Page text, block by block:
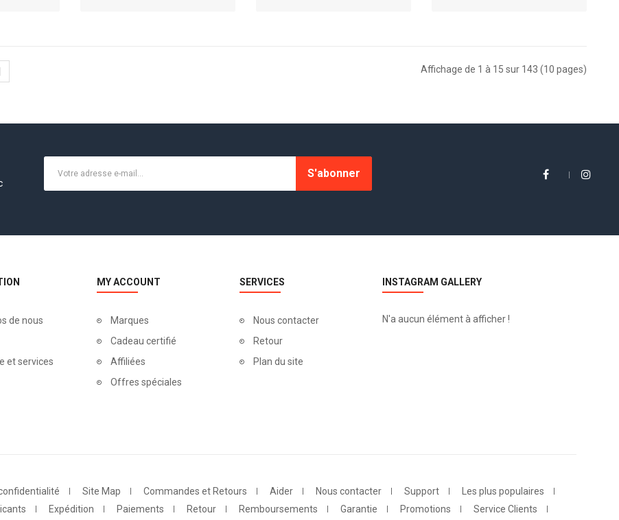
Affichage de 1 à 15 sur 143 (10 pages)
S'abonner
de nous
et services
MY ACCOUNT
Marques
Cadeau certifié
Affiliées
Offres spéciales
SERVICES
Nous contacter
Retour
Plan du site
INSTAGRAM GALLERY
N'a aucun élément à afficher !
Site Map Commandes et Retours Aider Nous contacter Support
Les plus populaires
Expédition Paiements Retour Remboursements Garantie Promotions Service Clients